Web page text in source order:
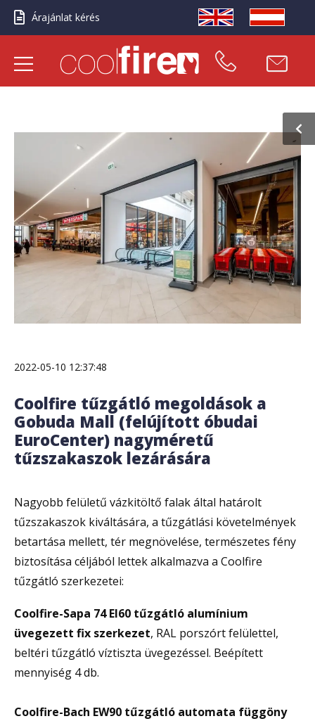
Árajánlat kérés
2022-05-10 12:37:48
Coolfire tűzgátló megoldások a
Gobuda Mall (felújított óbudai
EuroCenter) nagyméretű
tűzszakaszok lezárására
Nagyobb felületű vázkitöltő falak által határolt
tűzszakaszok kiváltására, a tűzgátlási követelmények
betartása mellett, tér megnövelése, természetes fény
biztosítása céljából lettek alkalmazva a Coolfire
tűzgátló szerkezetei:
Coolfire-Sapa 74 EI60 tűzgátló alumínium
üvegezett fix szerkezet, RAL porszórt felülettel,
beltéri tűzgátló víztiszta üvegezéssel. Beépített
mennyiség 4 db.
Coolfire-Bach EW90 tűzgátló automata függöny